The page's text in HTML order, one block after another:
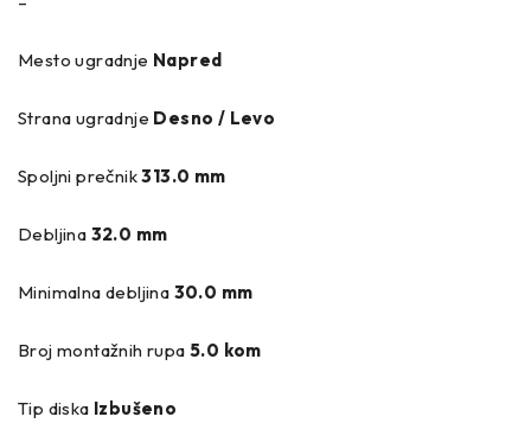
Mesto ugradnje Napred
Strana ugradnje Desno / Levo
Spoljni prečnik313.0 mm
Debljina 32.0 mm
Minimalna debljina 30.0 mm
Broj montažnih rupa 5.0 kom
Tip diska Izbušeno